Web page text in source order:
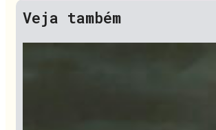
Veja também